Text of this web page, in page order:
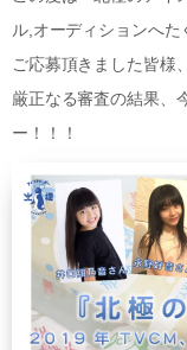
ル,オーディションへた
ご応募頂きました皆様
厳正なる審査の結果、
ー！！！